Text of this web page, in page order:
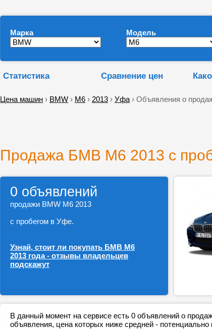
Марка Модель
Статистика Сравнение цен
Цена машин › BMW › M6 › 2013 › Уфа › Объявления о
Продажа БМВ М6 2013 с
0 объявлений
продажи BMW M6 2013
с пробегом в Уфе.
Узнай, стоит ли покупать БМВ М6
2013 года - отзывы владельцев
подскажут
В данный момент на сервисе есть 0 объявлений о
объявления, цена которых ниже средней - потенциально